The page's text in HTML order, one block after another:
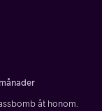
åt honom.